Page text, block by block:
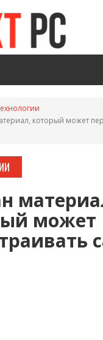
который может
может